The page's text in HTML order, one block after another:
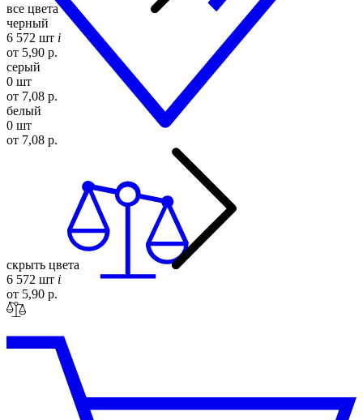
все цвета
черный
6 572 шт i
от 5,90 р.
серый
0 шт
от 7,08 р.
белый
0 шт
от 7,08 р.
скрыть цвета
6 572 шт i
от 5,90 р.